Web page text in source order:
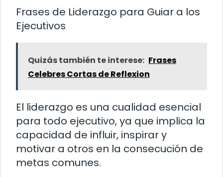
Frases de Liderazgo para Guiar a los
Ejecutivos
Quizás también te interese: Frases
Celebres Cortas de Reflexion
El liderazgo es una cualidad esencial
para todo ejecutivo, ya que implica la
capacidad de influir, inspirar y
motivar a otros en la consecución de
metas comunes.